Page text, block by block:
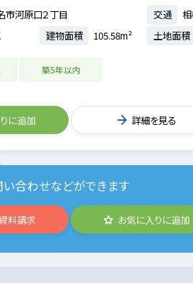
市河原口２丁目 交通
建物面積 105.58m² 土地面積
築5年以内
に追加 詳細を見る
合わせなどができます
料請求 お気に入りに追加